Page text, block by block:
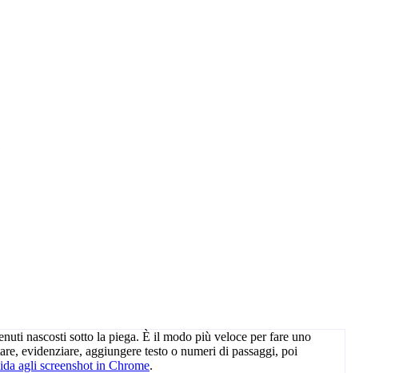
nascosti sotto la piega. È il modo più veloce per fare uno
evidenziare, aggiungere testo o numeri di passaggi, poi
agli screenshot in Chrome.